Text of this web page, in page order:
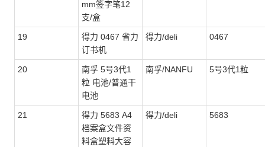
mm签字笔12
支/盒
19
得力 0467 省力
订书机
得力/deli 0467
20
南孚 5号3代1
粒 电池/普通干
电池
南孚/NANFU 5号3代1粒
21
得力 5683 A4
档案盒文件资
料盒塑料大容
得力/deli 5683